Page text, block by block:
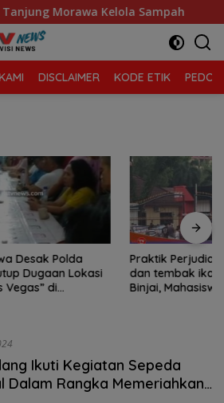
Morawa Kelola Sampah
DISCLAIMER KODE ETIK
Praktik Perjudian Dadu putar
dan tembak ikan, marak di
Binjai, Mahasiswa Desak
Ikuti Kegiatan Sepeda
Dalam Rangka Memeriahkan